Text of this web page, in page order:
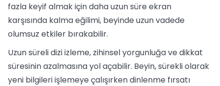
fazla keyif almak için daha uzun süre ekran
karşısında kalma eğilimi, beyinde uzun vadede
olumsuz etkiler bırakabilir.
Uzun süreli dizi izleme, zihinsel yorgunluğa ve dikkat
süresinin azalmasına yol açabilir. Beyin, sürekli olarak
yeni bilgileri işlemeye çalışırken dinlenme fırsatı